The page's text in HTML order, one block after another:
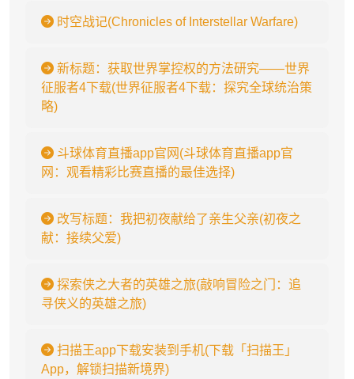
时空战记(Chronicles of Interstellar Warfare)
新标题：获取世界掌控权的方法研究——世界
征服者4下载(世界征服者4下载：探究全球统治策
略)
斗球体育直播app官网(斗球体育直播app官
网：观看精彩比赛直播的最佳选择)
改写标题：我把初夜献给了亲生父亲(初夜之
献：接续父爱)
探索侠之大者的英雄之旅(敲响冒险之门：追
寻侠义的英雄之旅)
扫描王app下载安装到手机(下载「扫描王」
App，解锁扫描新境界)